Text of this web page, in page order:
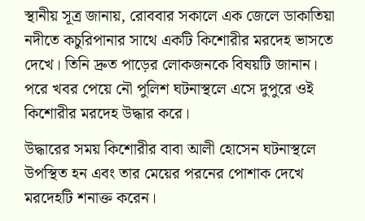
স্থানীয় সূত্র জানায়, রোববার সকালে এক জেলে ডাকাতিয়া
নদীতে কচুরিপানার সাথে একটি কিশোরীর মরদেহ ভাসতে
দেখে। তিনি দ্রুত পাড়ের লোকজনকে বিষয়টি জানান।
পরে খবর পেয়ে নৌ পুলিশ ঘটনাস্থলে এসে দুপুরে ওই
কিশোরীর মরদেহ উদ্ধার করে।
উদ্ধারের সময় কিশোরীর বাবা আলী হোসেন ঘটনাস্থলে
উপস্থিত হন এবং তার মেয়ের পরনের পোশাক দেখে
মরদেহটি শনাক্ত করেন।